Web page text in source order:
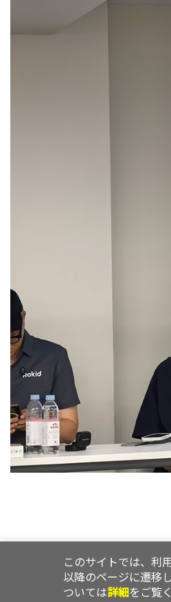
このサイトでは、利
以降のページに遷移
ついては詳細 をご覧